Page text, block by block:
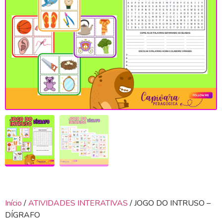
Início /ATIVIDADES INTERATIVAS / JOGO DO INTRUSO –
DÍGRAFO